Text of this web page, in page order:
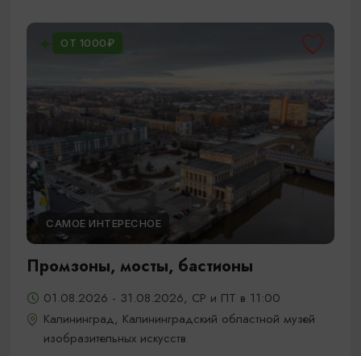
ОТ 1000₽
САМОЕ ИНТЕРЕСНОЕ
Промзоны, мосты, бастионы
01.08.2026 - 31.08.2026, СР и ПТ в 11:00
Калининград, Калининградский областной музей
изобразительных искусств